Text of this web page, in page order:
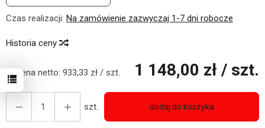
Czas realizacji: Na zamówienie zazwyczaj 1-7 dni robocze
Historia ceny
Cena netto: 933,33 zł / szt. 1 148,00 zł / szt.
szt. dodaj do koszyka